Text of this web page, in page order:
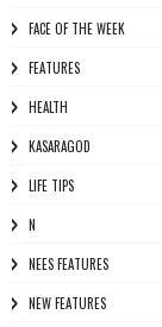
FACE OF THE WEEK
FEATURES
HEALTH
KASARAGOD
LIFE TIPS
N
NEES FEATURES
NEW FEATURES